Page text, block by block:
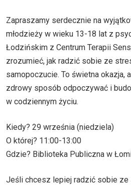
Zapraszamy serdecznie na
młodzieży w wieku 13-18 lat z
Łodzińskim z Centrum Terapii
zrozumieć, jak radzić sobie ze
samopoczucie. To świetna okazja,
zdrowy sposób odpoczywać i
w codziennym życiu.
Kiedy? 29 września (niedziela)
O której? 11:00-13:00
Gdzie? Biblioteka Publiczna w
Jeśli chcesz lepiej radzić sobie